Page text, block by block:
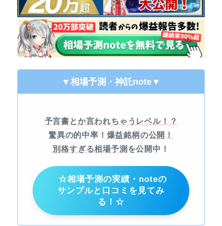
▼相場予測・神託note ▼
予言書とか言われちゃうレベル！？
驚異の的中率！ 爆益銘柄の公開！
別格すぎる相場予測 を公開中！
☆相場予測の実績・noteの
サンプルと口コミを見てみ
る！☆